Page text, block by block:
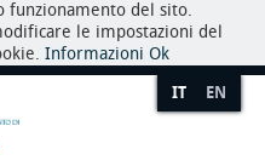
funzionamento del sito.
le impostazioni del
Informazioni Ok
IT EN